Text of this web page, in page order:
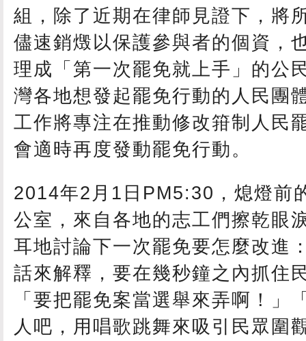
組，除了近期在律師見證下，將
儘速銷燬以保護參與者的個資，
理成「第一次罷免就上手」的公
灣各地想發起罷免行動的人民團
工作將專注在推動修改箝制人民
會適時再度發動罷免行動。
2014年2月1日PM5:30，熄燈前
公室，來自各地的志工們擦乾眼
耳地討論下一次罷免要怎麼改進
話來解釋，要在幾秒鐘之內抓住
「要把罷免案當選舉來弄啊！」
人吧，用唱歌跳舞來吸引民眾圍